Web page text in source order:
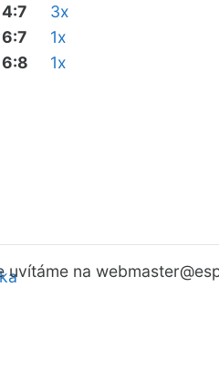
4:7
3x
6:7
1x
6:8
1x
na webmaster